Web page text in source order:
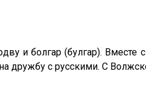
и болгар (булгар). Вместе
с русскими. С